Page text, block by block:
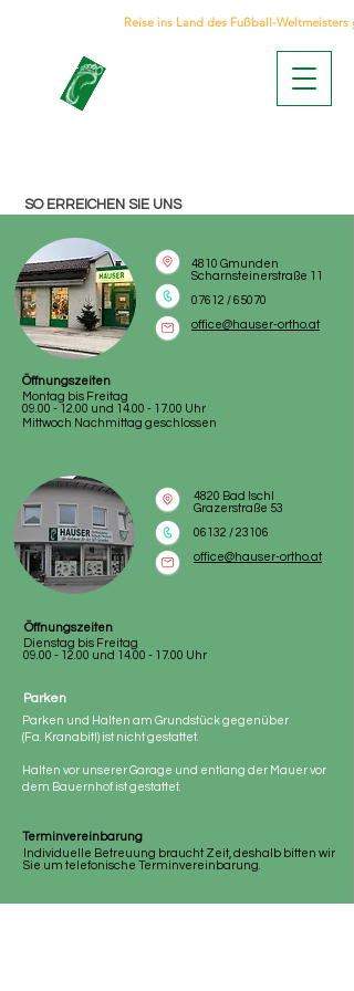
Reise ins Land des Fußball-Weltmeisters
SO ERREICHEN SIE UNS
4810 Gmunden
Scharnsteinerstraße 11
07612 / 65070
office@hauser-ortho.at
Öffnungszeiten
Montag bis Freitag
09.00 - 12.00 und 14.00 - 17.00 Uhr
Mittwoch Nachmittag geschlossen
4820 Bad Ischl
Grazerstraße 53
06132 / 23106
office@hauser-ortho.at
Dienstag bis Freitag
09.00 - 12.00 und 14.00 - 17.00 Uhr
Öffnungszeiten
Parken
Parken und Halten am Grundstück gegenüber
(Fa. Kranabitl) ist nicht gestattet.
Halten vor unserer Garage und entlang der Mauer vor
dem Bauernhof ist gestattet.
Terminvereinbarung
Individuelle Betreuung braucht Zeit, deshalb bitten wir
Sie um telefonische Terminvereinbarung.